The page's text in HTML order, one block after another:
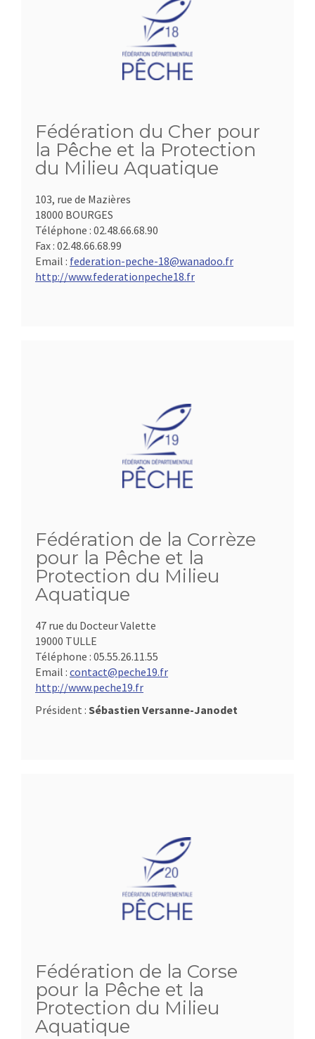
Fédération du Cher pour
la Pêche et la Protection
du Milieu Aquatique
103, rue de Mazières
18000 BOURGES
Téléphone : 02.48.66.68.90
Fax : 02.48.66.68.99
Email : federation-peche-18@wanadoo.fr
http://www.federationpeche18.fr
Fédération de la Corrèze
pour la Pêche et la
Protection du Milieu
Aquatique
47 rue du Docteur Valette
19000 TULLE
Téléphone : 05.55.26.11.55
Email : contact@peche19.fr
http://www.peche19.fr
Président : Sébastien Versanne-Janodet
Fédération de la Corse
pour la Pêche et la
Protection du Milieu
Aquatique